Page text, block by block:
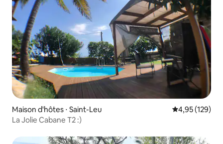
Maison d'hôtes ⋅ Saint-Leu Évaluation
4,95 (129)
La Jolie Cabane T2 :)